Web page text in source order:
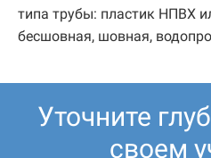
типа трубы: пластик НПВХ
бесшовная, шовная,
Уточните
своем